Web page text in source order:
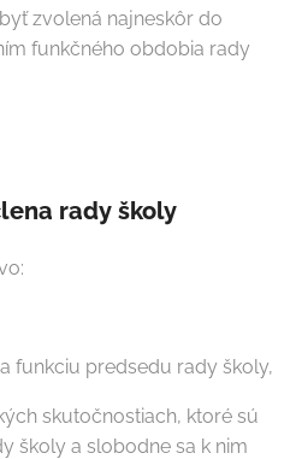
zvolená najneskôr do
funkčného obdobia rady
rady školy
funkciu predsedu rady školy,
skutočnostiach, ktoré sú
školy a slobodne sa k nim